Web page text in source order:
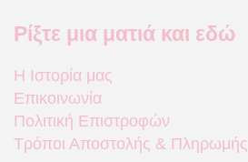
Ρίξτε μια ματιά και εδώ
Η Ιστορία μας
Επικοινωνία
Πολιτική Επιστροφών
Τρόποι Αποστολής & Πληρωμής